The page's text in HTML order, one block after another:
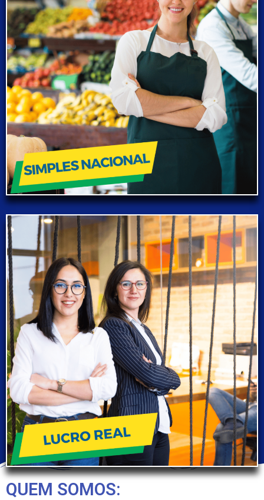
QUEM SOMOS: